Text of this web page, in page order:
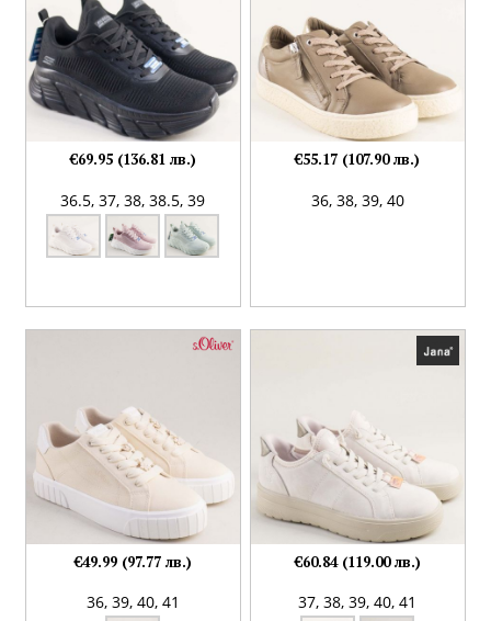
36.5,37,38,38.5,39
€69.95 (136.81 лв.)
36, 38, 39, 40
€55.17 (107.90 лв.)
36, 39, 40, 41
€49.99 (97.77 лв.)
37,38,39,40,41
€60.84 (119.00 лв.)